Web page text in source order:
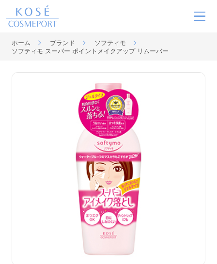
ブランド
サステナビリティ
ホーム ブランド
ソフティモ
ソフティモ スーパー ポイントメイクアップ リムーバー